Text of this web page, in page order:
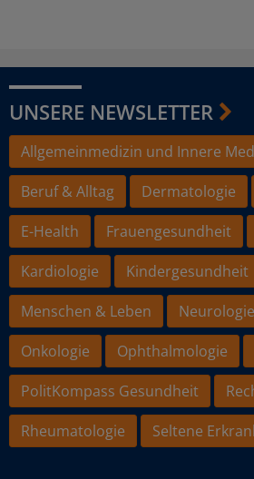
UNSERE NEWSLETTER
Allgemeinmedizin und Innere
Beruf & Alltag
Dermatologie
E-Health
Frauengesundheit
Kardiologie
Kindergesundheit
Menschen & Leben
Onkologie
Ophthalmologie
PolitKompass Gesundheit
Rheumatologie
Seltene